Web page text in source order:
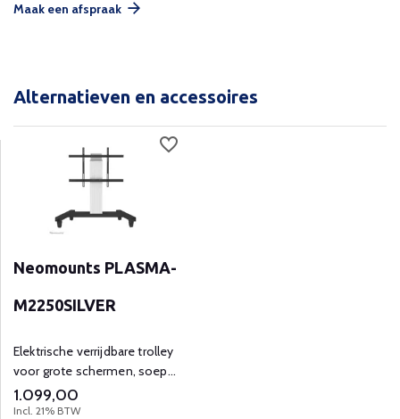
Maak een afspraak
Alternatieven en accessoires
Neomounts PLASMA-
M2250SILVER
Elektrische verrijdbare trolley
voor grote schermen, soepel
verstelbaar en stabiel.
1.099,00
Incl. 21% BTW